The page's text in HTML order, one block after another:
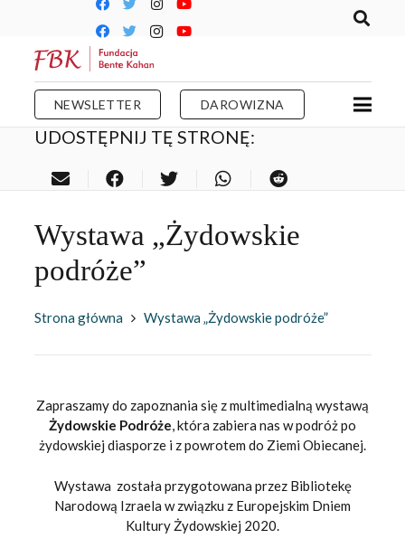
NEWSLETTER DAROWIZNA
UDOSTĘPNIJ TĘ STRONĘ:
Wystawa „Żydowskie
podróże”
Strona główna Wystawa „Żydowskie podróże”
Zapraszamy do zapoznania się z multimedialną wystawą
Żydowskie Podróże, która zabiera nas w podróż po
żydowskiej diasporze i z powrotem do Ziemi Obiecanej.
Wystawa została przygotowana przez Bibliotekę
Narodową Izraela w związku z Europejskim Dniem
Kultury Żydowskiej 2020.